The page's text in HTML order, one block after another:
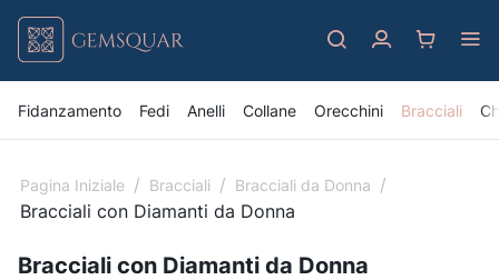
Fidanzamento Fedi Anelli Collane Orecchini Bracciali
Pagina Iniziale / Bracciali / Bracciali da Donna /
Bracciali con Diamanti da Donna
Bracciali con Diamanti da Donna